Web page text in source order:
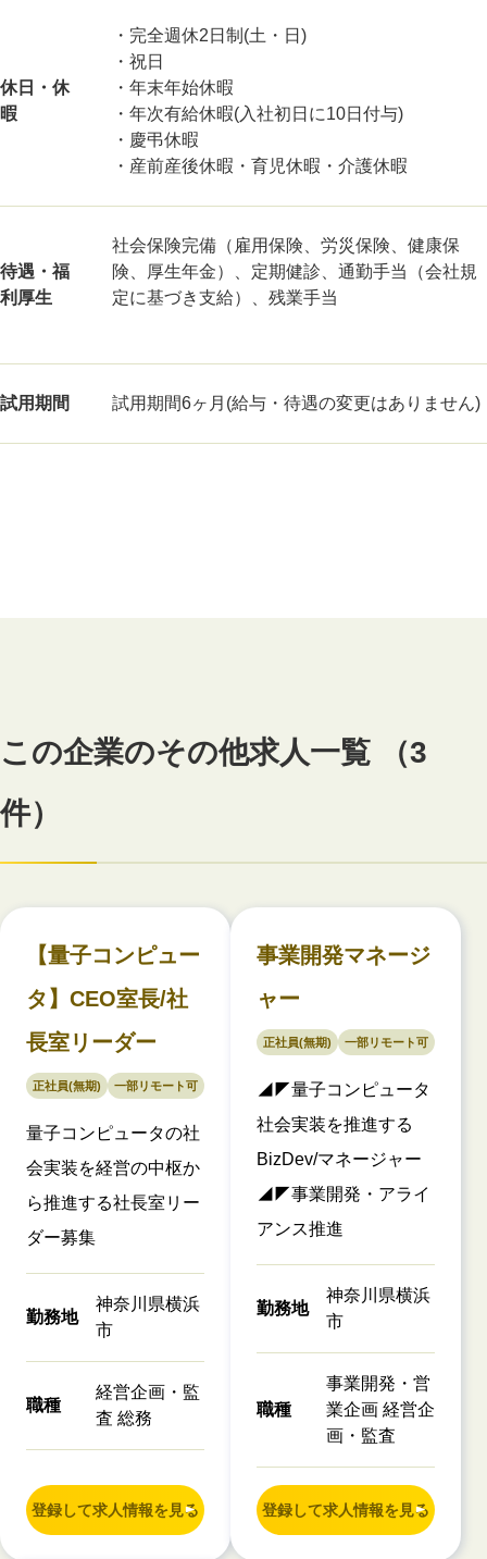
休日・休
暇
・完全週休2日制(土・日)
・祝日
・年末年始休暇
・年次有給休暇(入社初日に10日付与)
・慶弔休暇
・産前産後休暇・育児休暇・介護休暇
待遇・福
利厚生
社会保険完備（雇用保険、労災保険、健康保
険、厚生年金）、定期健診、通勤手当（会社規
定に基づき支給）、残業手当
試用期間 試用期間6ヶ月(給与・待遇の変更はありません)
この企業のその他求人一覧 （3
件）
【量子コンピュー
タ】CEO室長/社
長室リーダー
正社員(無期) 一部リモート可
量子コンピュータの社
会実装を経営の中枢か
ら推進する社長室リー
ダー募集
勤務地
神奈川県横浜
市
職種
経営企画・監
査 総務
登録して求人情報を見る
事業開発マネージ
ャー
正社員(無期) 一部リモート可
◢◤量子コンピュータ
社会実装を推進する
BizDev/マネージャー
◢◤事業開発・アライ
アンス推進
勤務地
神奈川県横浜
市
職種
事業開発・営
業企画 経営企
画・監査
登録して求人情報を見る